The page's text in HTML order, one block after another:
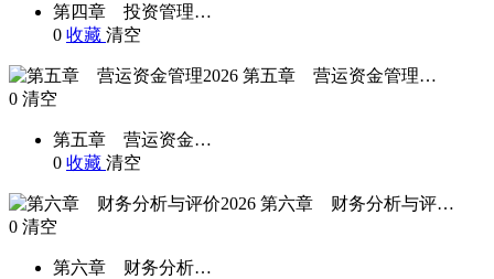
第四章 投资管理…
0 收藏 清空
第五章 营运资金管理…
0 清空
第五章 营运资金…
0 收藏 清空
第六章 财务分析与评…
0 清空
第六章 财务分析…